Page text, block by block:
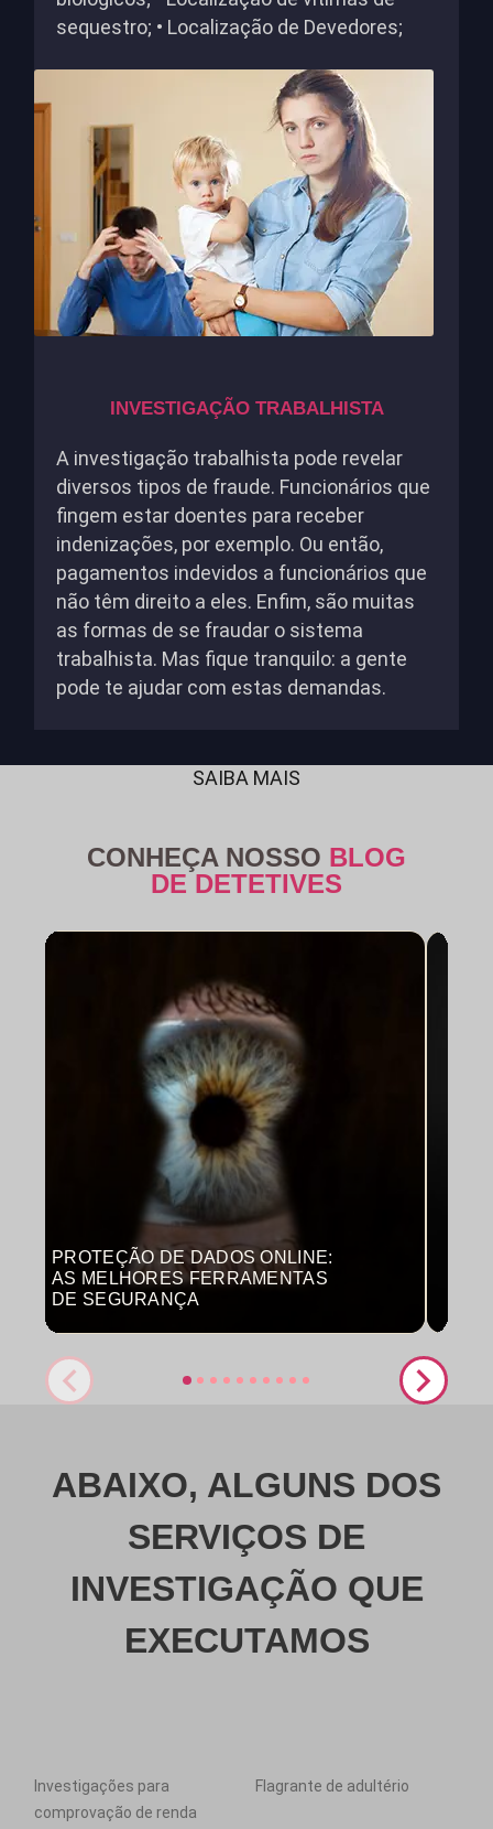
sequestro; • Localização de Devedores;
INVESTIGAÇÃO TRABALHISTA
A investigação trabalhista pode revelar
diversos tipos de fraude. Funcionários que
fingem estar doentes para receber
indenizações, por exemplo. Ou então,
pagamentos indevidos a funcionários que
não têm direito a eles. Enfim, são muitas
as formas de se fraudar o sistema
trabalhista. Mas fique tranquilo: a gente
pode te ajudar com estas demandas.
SAIBA MAIS
CONHEÇA NOSSO BLOG
DE DETETIVES
PROTEÇÃO DE DADOS ONLINE:
AS MELHORES FERRAMENTAS
DE SEGURANÇA
ABAIXO, ALGUNS DOS
SERVIÇOS DE
INVESTIGAÇÃO QUE
EXECUTAMOS
Investigações para
comprovação de renda
Flagrante de adultério